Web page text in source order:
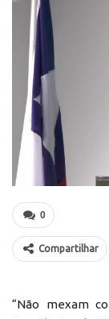
0
Compartilhar
“Não mexam